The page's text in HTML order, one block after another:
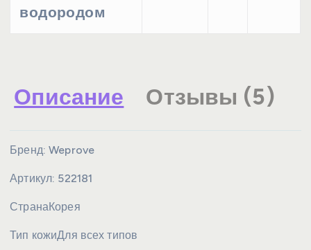
водородом
Описание Отзывы (5)
Бренд:Weprove
Артикул: 522181
СтранаКорея
Тип кожиДля всех типов